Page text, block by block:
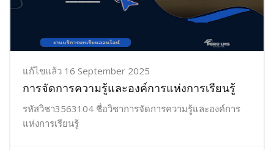
แก้ไขแล้ว 16 September 2025
การจัดการความรู้และองค์การแห่งการเรียนรู้
รหัสวิชา3563104 ชื่อวิชาการจัดการความรู้และองค์การ
แห่งการเรียนรู้